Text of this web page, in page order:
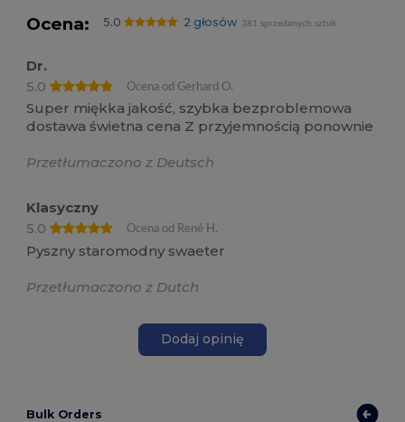
Ocena: 5.0 2 głosów 381 sprzedanych sztuk
Dr.
5.0
Ocena od Gerhard O.
Super miękka jakość, szybka bezproblemowa
dostawa świetna cena Z przyjemnością ponownie
Przetłumaczono z Deutsch
Klasyczny
5.0
Ocena od René H.
Pyszny staromodny swaeter
Przetłumaczono z Dutch
Dodaj opinię
Bulk Orders